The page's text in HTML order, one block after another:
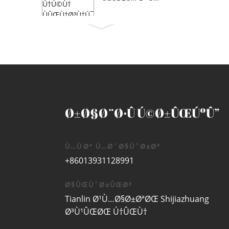
Ú‘
Ø±Ø§Ø¨Ø·Û Ú©Ø±ÛŒÚºÛ”
Ù…ÙØª Ù…Ø´Ø§ÙˆØ±Øª
+86013931128991
Ø§ÛŒÚˆØ±ÛŒØ³
Tianlin Ø¹Ù…Ø§Ø±ØªØŒ Shijiazhuang
Ø³Ù¹ÛŒØŒ Ú†ÛŒÙ†